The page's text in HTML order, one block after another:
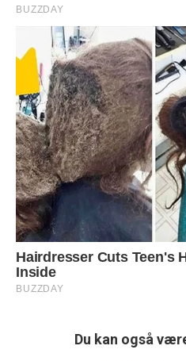
Du kan også